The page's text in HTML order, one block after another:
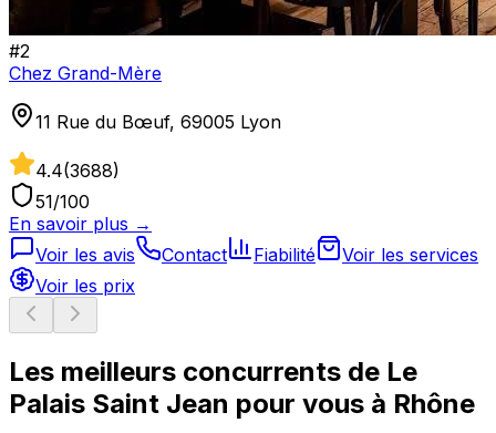
#2
Chez Grand-Mère
11 Rue du Bœuf, 69005 Lyon
4.4(3688)
51/100
En savoir plus →
Voir les avis
Contact Fiabilité
Voir les services
Voir les prix
Les meilleurs concurrents de Le
Palais Saint Jean pour vous à Rhône